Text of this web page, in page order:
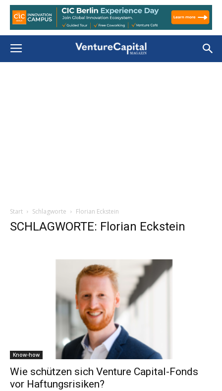
Start Schlagworte Florian Eckstein
SCHLAGWORTE: Florian Eckstein
Know-how
Wie schützen sich Venture Capital-Fonds
vor Haftungsrisiken?